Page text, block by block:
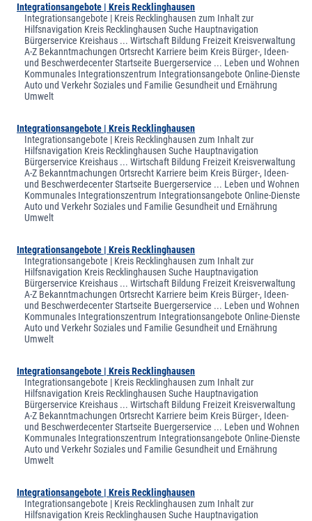
Integrationsangebote | Kreis Recklinghausen
Integrationsangebote | Kreis Recklinghausen zum Inhalt zur
Hilfsnavigation Kreis Recklinghausen Suche Hauptnavigation
Bürgerservice Kreishaus ... Wirtschaft Bildung Freizeit Kreisverwaltung
A-Z Bekanntmachungen Ortsrecht Karriere beim Kreis Bürger-, Ideen-
und Beschwerdecenter Startseite Buergerservice ... Leben und Wohnen
Kommunales Integrationszentrum Integrationsangebote Online-Dienste
Auto und Verkehr Soziales und Familie Gesundheit und Ernährung
Umwelt
Integrationsangebote | Kreis Recklinghausen
Integrationsangebote | Kreis Recklinghausen zum Inhalt zur
Hilfsnavigation Kreis Recklinghausen Suche Hauptnavigation
Bürgerservice Kreishaus ... Wirtschaft Bildung Freizeit Kreisverwaltung
A-Z Bekanntmachungen Ortsrecht Karriere beim Kreis Bürger-, Ideen-
und Beschwerdecenter Startseite Buergerservice ... Leben und Wohnen
Kommunales Integrationszentrum Integrationsangebote Online-Dienste
Auto und Verkehr Soziales und Familie Gesundheit und Ernährung
Umwelt
Integrationsangebote | Kreis Recklinghausen
Integrationsangebote | Kreis Recklinghausen zum Inhalt zur
Hilfsnavigation Kreis Recklinghausen Suche Hauptnavigation
Bürgerservice Kreishaus ... Wirtschaft Bildung Freizeit Kreisverwaltung
A-Z Bekanntmachungen Ortsrecht Karriere beim Kreis Bürger-, Ideen-
und Beschwerdecenter Startseite Buergerservice ... Leben und Wohnen
Kommunales Integrationszentrum Integrationsangebote Online-Dienste
Auto und Verkehr Soziales und Familie Gesundheit und Ernährung
Umwelt
Integrationsangebote | Kreis Recklinghausen
Integrationsangebote | Kreis Recklinghausen zum Inhalt zur
Hilfsnavigation Kreis Recklinghausen Suche Hauptnavigation
Bürgerservice Kreishaus ... Wirtschaft Bildung Freizeit Kreisverwaltung
A-Z Bekanntmachungen Ortsrecht Karriere beim Kreis Bürger-, Ideen-
und Beschwerdecenter Startseite Buergerservice ... Leben und Wohnen
Kommunales Integrationszentrum Integrationsangebote Online-Dienste
Auto und Verkehr Soziales und Familie Gesundheit und Ernährung
Umwelt
Integrationsangebote | Kreis Recklinghausen
Integrationsangebote | Kreis Recklinghausen zum Inhalt zur
Hilfsnavigation Kreis Recklinghausen Suche Hauptnavigation